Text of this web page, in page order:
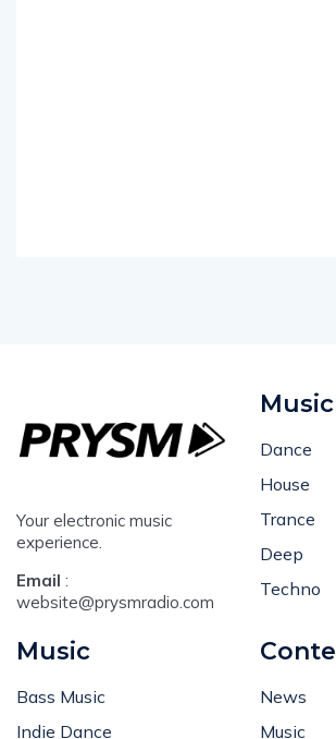
Your electronic music
experience.
Email :
website@prysmradio.com
Music
Dance
House
Trance
Deep
Techno
Music
Bass Music
Indie Dance
News
Music